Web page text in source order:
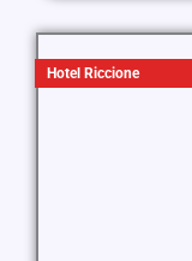
Hotel Riccione